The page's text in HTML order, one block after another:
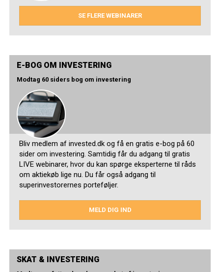
SE FLERE WEBINARER
E-BOG OM INVESTERING
Modtag 60 siders bog om investering
Bliv medlem af invested.dk og få en gratis e-bog på 60
sider om investering. Samtidig får du adgang til gratis
LIVE webinarer, hvor du kan spørge eksperterne til råds
om aktiekøb lige nu. Du får også adgang til
superinvestorernes porteføljer.
MELD DIG IND
SKAT & INVESTERING